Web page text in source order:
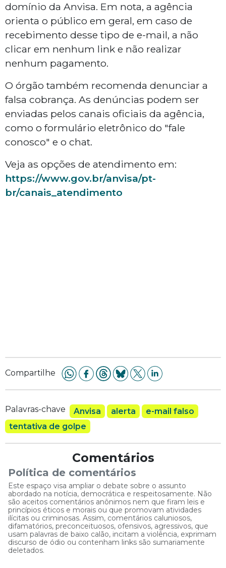
domínio da Anvisa. Em nota, a agência
orienta o público em geral, em caso de
recebimento desse tipo de e-mail, a não
clicar em nenhum link e não realizar
nenhum pagamento.
O órgão também recomenda denunciar a
falsa cobrança. As denúncias podem ser
enviadas pelos canais oficiais da agência,
como o formulário eletrônico do "fale
conosco" e o chat.
Veja as opções de atendimento em:
https://www.gov.br/anvisa/pt-
br/canais_atendimento
Compartilhe
Palavras-chave Anvisa alerta
e-mail falso
tentativa de golpe
Comentários
Política de comentários
Este espaço visa ampliar o debate sobre o assunto
abordado na notícia, democrática e respeitosamente. Não
são aceitos comentários anônimos nem que firam leis e
princípios éticos e morais ou que promovam atividades
ilícitas ou criminosas. Assim, comentários caluniosos,
difamatórios, preconceituosos, ofensivos, agressivos, que
usam palavras de baixo calão, incitam a violência, exprimam
discurso de ódio ou contenham links são sumariamente
deletados.